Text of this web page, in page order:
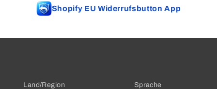
Shopify EU Widerrufsbutton App
Land/Region Sprache